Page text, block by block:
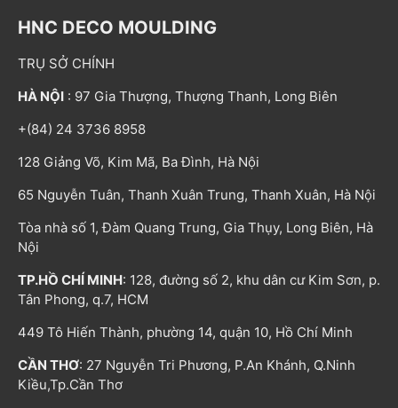
HNC DECO MOULDING
TRỤ SỞ CHÍNH
HÀ NỘI : 97 Gia Thượng, Thượng Thanh, Long Biên
+(84) 24 3736 8958
128 Giảng Võ, Kim Mã, Ba Đình, Hà Nội
65 Nguyễn Tuân, Thanh Xuân Trung, Thanh Xuân, Hà Nội
Tòa nhà số 1, Đàm Quang Trung, Gia Thụy, Long Biên, Hà
Nội
TP.HỒ CHÍ MINH: 128, đường số 2, khu dân cư Kim Sơn, p.
Tân Phong, q.7, HCM
449 Tô Hiến Thành, phường 14, quận 10, Hồ Chí Minh
CẦN THƠ: 27 Nguyễn Tri Phương, P.An Khánh, Q.Ninh
Kiều,Tp.Cần Thơ